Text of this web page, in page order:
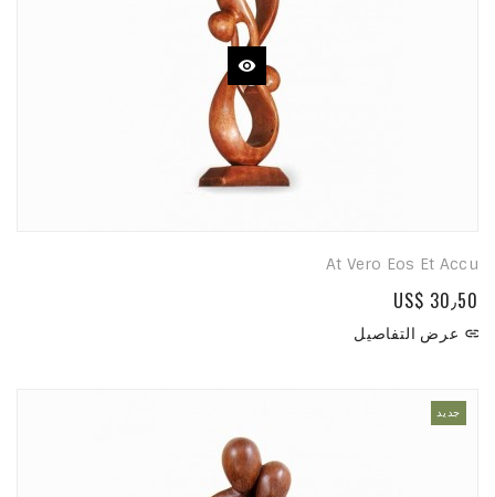
At Vero Eos Et Accu
US$ 30٫50
 عرض التفاصيل
جديد